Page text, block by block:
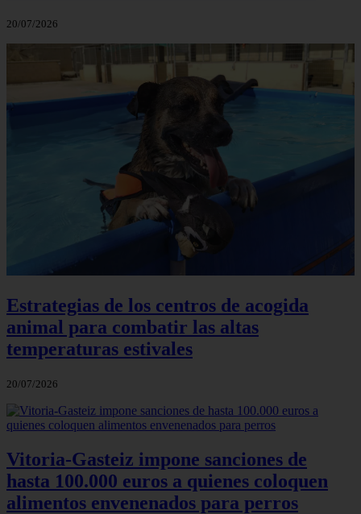
20/07/2026
Estrategias de los centros de acogida
animal para combatir las altas
temperaturas estivales
20/07/2026
Vitoria-Gasteiz impone sanciones de
hasta 100.000 euros a quienes coloquen
alimentos envenenados para perros